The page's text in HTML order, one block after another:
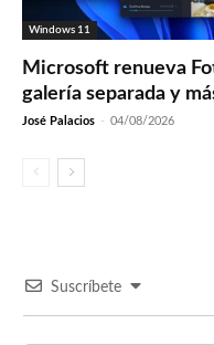
Windows 11
Microsoft renueva
galería separada y
José Palacios - 04/08/2026
Suscríbete